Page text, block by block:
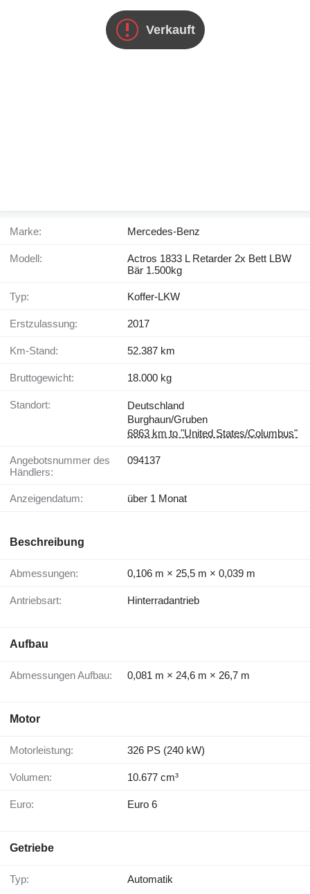
Verkauft
Marke: Mercedes-Benz
Modell:
Actros 1833 L Retarder 2x Bett LBW
Bär 1.500kg
Typ: Koffer-LKW
Erstzulassung: 2017
Km-Stand: 52.387 km
Bruttogewicht: 18.000 kg
Standort:
Deutschland
Burghaun/Gruben
6863 km to "United States/Columbus"
Angebotsnummer des
Händlers:
094137
Anzeigendatum: über 1 Monat
Beschreibung
Abmessungen: 0,106 m × 25,5 m × 0,039 m
Antriebsart: Hinterradantrieb
Aufbau
Abmessungen Aufbau: 0,081 m × 24,6 m × 26,7 m
Motor
Motorleistung: 326 PS (240 kW)
Volumen: 10.677 cm³
Euro: Euro 6
Getriebe
Typ: Automatik